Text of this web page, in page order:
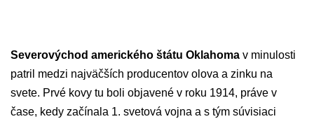
Severovýchod amerického štátu Oklahoma v minulosti
patril medzi najväčších producentov olova a zinku na
svete. Prvé kovy tu boli objavené v roku 1914, práve v
čase, kedy začínala 1. svetová vojna a s tým súvisiaci